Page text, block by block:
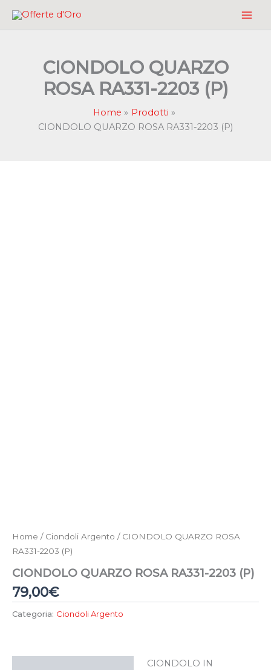
CIONDOLO QUARZO
ROSA RA331-2203 (P)
Home
Prodotti
CIONDOLO QUARZO ROSA RA331-2203 (P)
Home / Ciondoli Argento / CIONDOLO QUARZO ROSA
RA331-2203 (P)
CIONDOLO QUARZO ROSA RA331-2203 (P)
79,00€
Categoria: Ciondoli Argento
CIONDOLO IN